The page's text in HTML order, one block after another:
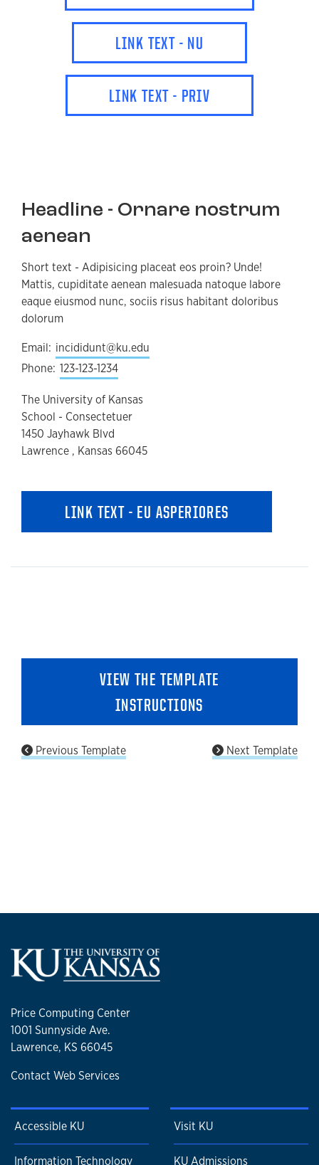
LINK TEXT - NU
LINK TEXT - PRIV
Headline - Ornare nostrum
aenean
Short text - Adipisicing placeat eos proin? Unde!
Mattis, cupiditate aenean malesuada natoque labore
eaque eiusmod nunc, sociis risus habitant doloribus
dolorum
Email: incididunt@ku.edu
Phone: 123-123-1234
The University of Kansas
School - Consectetuer
1450 Jayhawk Blvd
Lawrence , Kansas 66045
LINK TEXT - EU ASPERIORES
VIEW THE TEMPLATE
INSTRUCTIONS
Next Template
Previous Template
Price Computing Center
1001 Sunnyside Ave.
Lawrence, KS 66045
Contact Web Services
Accessible KU
Information Technology
Visit KU
KU Admissions